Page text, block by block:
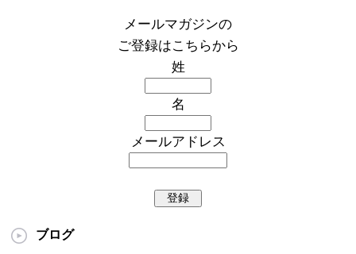
メールマガジンの
ご登録はこちらから
姓
名
メールアドレス
ブログ